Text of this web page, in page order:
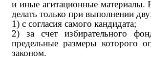
и иные агитационные материалы.
делать только при выполнении
1) с согласия самого кандидата;
2) за счет избирательного
предельные размеры которого
законом.